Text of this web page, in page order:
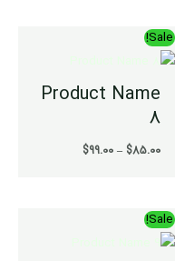
Sale!
Product Name
8
$85.00
–
$99.00
$99.00
Sale!